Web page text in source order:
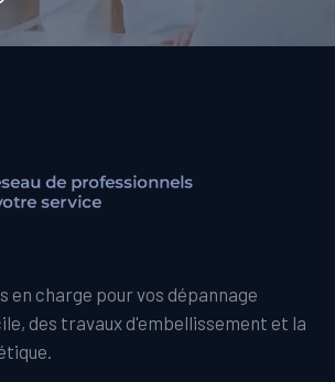
en charge pour vos dépannage
des travaux d'embellissement et la